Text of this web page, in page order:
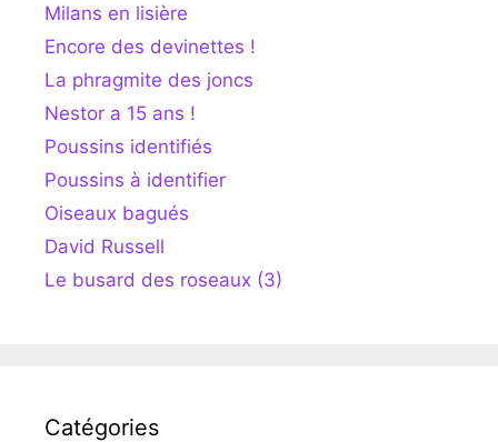
Milans en lisière
Encore des devinettes !
La phragmite des joncs
Nestor a 15 ans !
Poussins identifiés
Poussins à identifier
Oiseaux bagués
David Russell
Le busard des roseaux (3)
Catégories